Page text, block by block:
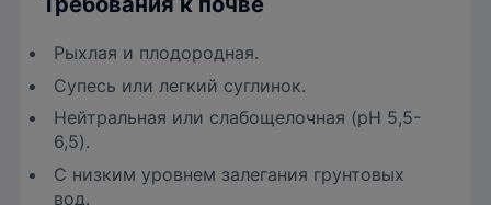
Рыхлая и плодородная.
Супесь или легкий суглинок.
Нейтральная или слабощелочная (pH 5,5-
6,5).
С низким уровнем залегания грунтовых
вод.